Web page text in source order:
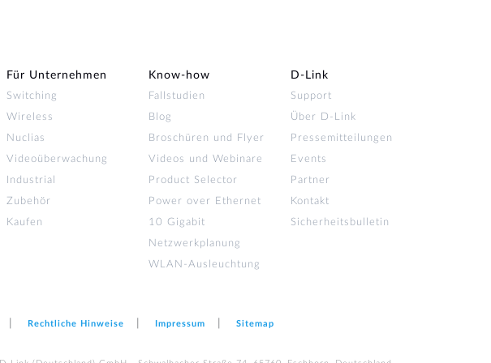
Für Unternehmen
Switching
Wireless
Nuclias
Videoüberwachung
Industrial
Zubehör
Kaufen
Know-how
Fallstudien
Blog
Broschüren und Flyer
Videos und Webinare
Product Selector
Power over Ethernet
10 Gigabit
Netzwerkplanung
WLAN-Ausleuchtung
D‑Link
Support
Über D-Link
Pressemitteilungen
Events
Partner
Kontakt
Sicherheitsbulletin
Rechtliche Hinweise Impressum Sitemap